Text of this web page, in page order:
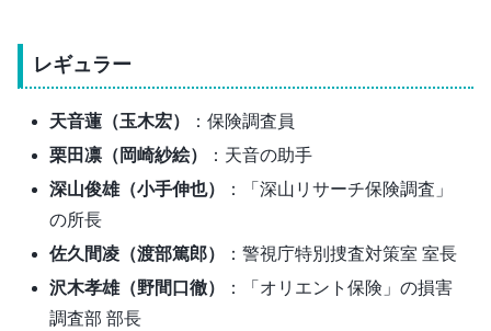
レギュラー
天音蓮 （玉木宏）
：保険調査員
栗田凛 （岡崎紗絵）
：天音の助手
深山俊雄（小手伸也）
：「深山リサーチ保険調査」
の所長
佐久間凌（渡部篤郎）
：警視庁特別捜査対策室 室長
沢木孝雄（野間口徹）
：「オリエント保険」の損害
調査部 部長